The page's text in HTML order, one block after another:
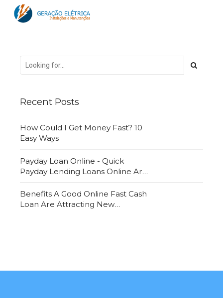
Recent Posts
How Could I Get Money Fast? 10
Easy Ways
Payday Loan Online - Quick
Payday Lending Loans Online Are
Benefits A Good Online Fast Cash
Loan Are Attracting New